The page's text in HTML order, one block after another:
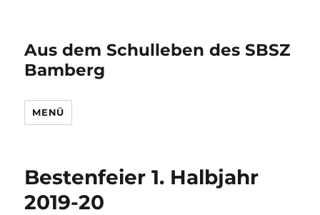
Aus dem Schulleben des SBSZ
Bamberg
MENÜ
Bestenfeier 1. Halbjahr
2019-20